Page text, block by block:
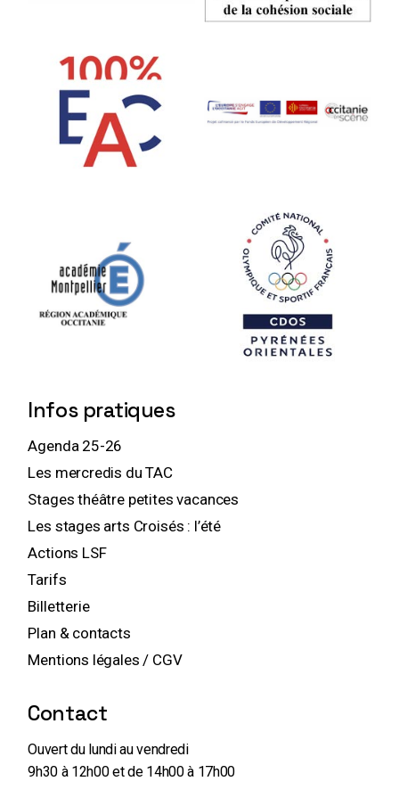
Infos pratiques
Agenda 25-26
Les mercredis du TAC
Stages théâtre petites vacances
Les stages arts Croisés : l’été
Actions LSF
Tarifs
Billetterie
Plan & contacts
Mentions légales / CGV
Contact
Ouvert du lundi au vendredi
9h30 à 12h00 et de 14h00 à 17h00